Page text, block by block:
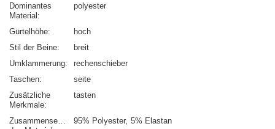
Dominantes
Material
polyester
Gürtelhöhe
hoch
Stil der Beine
breit
Umklammerung
rechenschieber
Taschen
seite
Zusätzliche
Merkmale
tasten
Zusammensetzung95% Polyester 5% Elastan